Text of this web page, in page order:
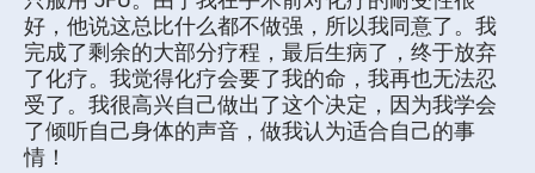
好，他说这总比什么都不做强，所以我同意了。我
完成了剩余的大部分疗程，最后生病了，终于放弃
了化疗。我觉得化疗会要了我的命，我再也无法忍
受了。我很高兴自己做出了这个决定，因为我学会
了倾听自己身体的声音，做我认为适合自己的事
情！